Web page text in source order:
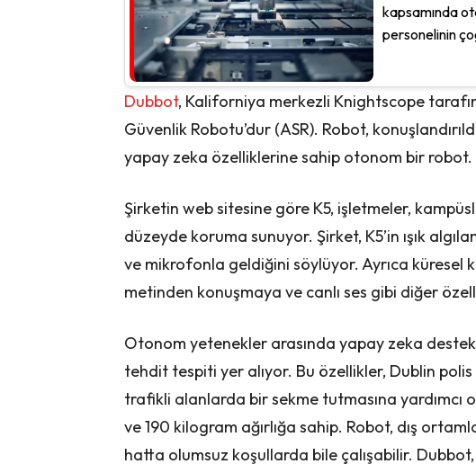
kapsamında
personelinin
Dubbot, Kaliforniya merkezli Knightscope
Güvenlik Robotu’dur (ASR). Robot,
yapay zeka özelliklerine sahip otonom bir robot.
Şirketin web sitesine göre K5, işletmeler,
düzeyde koruma sunuyor. Şirket, K5’in ışık
ve mikrofonla geldiğini söylüyor. Ayrıca küresel
metinden konuşmaya ve canlı ses gibi diğer
Otonom yetenekler arasında yapay zeka
tehdit tespiti yer alıyor. Bu özellikler, Dublin
trafikli alanlarda bir sekme tutmasına yardımcı
ve 190 kilogram ağırlığa sahip. Robot, dış
hatta olumsuz koşullarda bile çalışabilir.